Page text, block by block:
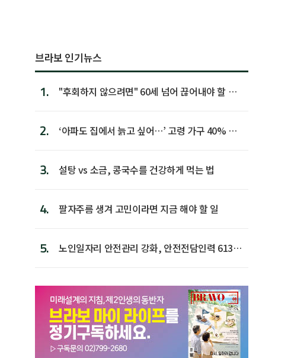
브라보 인기뉴스
1.
"후회하지 않으려면" 60세 넘어 끊어내야 할 사
2.
‘아파도 집에서 늙고 싶어…’ 고령 가구 40% 노
3. 설탕 vs 소금, 콩국수를 건강하게 먹는 법
4. 팔자주름 생겨 고민이라면 지금 해야 할 일
5.
노인일자리 안전관리 강화, 안전전담인력 613명